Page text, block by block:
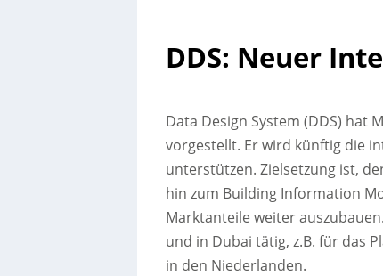
DDS: Neuer
Data Design System (DDS) hat
vorgestellt. Er wird künftig die
unterstützen. Zielsetzung ist,
hin zum Building Information
Marktanteile weiter
und in Dubai tätig, z.B. für das
in den Niederlanden.